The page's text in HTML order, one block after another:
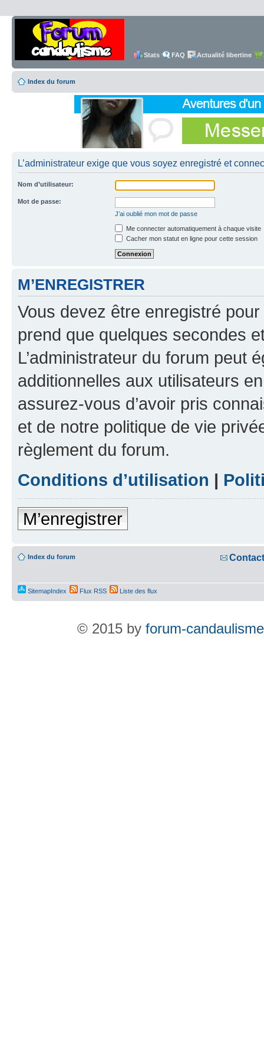
Stats FAQ Actualité libertine
Index du forum
L’administrateur exige que vous soyez enregistré et
Nom d’utilisateur:
Mot de passe:
J’ai oublié mon mot de passe
Me connecter automatiquement à chaque visite
Cacher mon statut en ligne pour cette session
M’ENREGISTRER
Vous devez être enregistré
prend que quelques secondes
L’administrateur du forum peut
additionnelles aux utilisateurs
assurez-vous d’avoir pris
et de notre politique de vie
règlement du forum.
Conditions d’utilisation |
M’enregistrer
Index du forum Contact
SitemapIndex Flux RSS Liste des flux
© 2015 by forum-